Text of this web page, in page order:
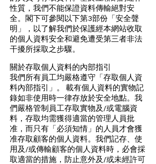
性質，我們不能保證資料傳輸絕對安
全。閣下可參閱以下第3部份「安全聲
明」，以了解我們於保護經本網站收取
的個人資料安全和避免遭受第三者非法
干擾所採取之步驟。
關於存取個人資料的內部指引
我們所有員工均嚴格遵守「存取個人資
料內部指引」。 載有個人資料的實物記
錄如非使用時一律存放於安全地點。我
們嚴格管制員工存取實物及/或電腦資
料，存取均需獲得適當的管理人員批
准，而只有「必須知情」的人員才會獲
准存取顧客的個人資料。我們記存、使
用及/或傳輸顧客的個人資料時，必會採
取適當的措施，防止意外及/或未經許可